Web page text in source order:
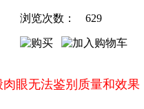
浏览次数： 629
眼无法鉴别质量和效